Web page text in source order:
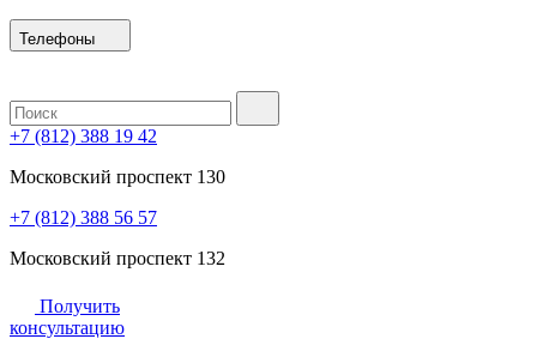
Телефоны
+7 (812) 388 19 42
Московский проспект 130
+7 (812) 388 56 57
Московский проспект 132
Получить
консультацию